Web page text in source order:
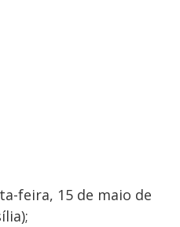
feira, 15 de maio de